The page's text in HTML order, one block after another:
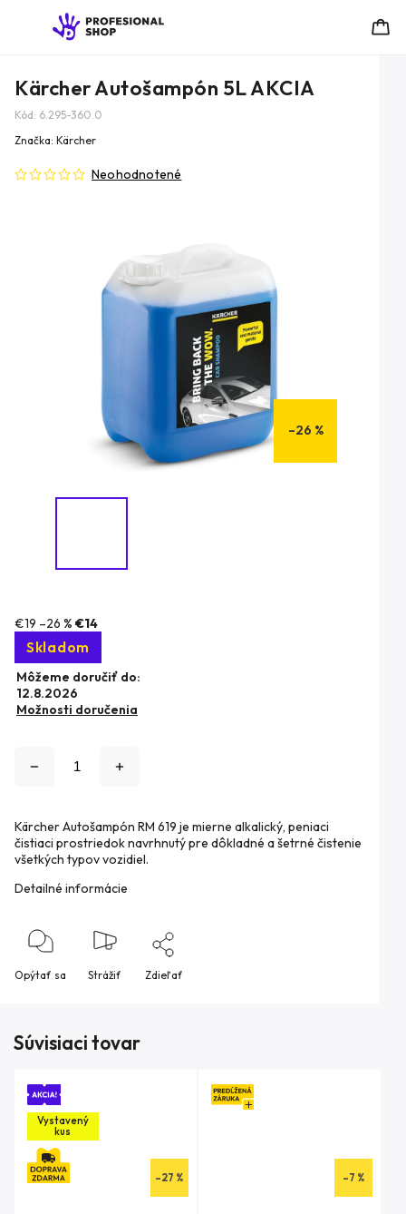
Kärcher Autošampón 5L AKCIA
Kód: 6.295-360.0
Neohodnotené
Značka: Kärcher
–26 %
€19 –26 % €14
Skladom
Môžeme doručiť do:
12.8.2026
Možnosti doručenia
Kärcher Autošampón RM 619 je mierne alkalický, peniaci
čistiaci prostriedok navrhnutý pre dôkladné a šetrné čistenie
všetkých typov vozidiel.
Detailné informácie
Opýtať sa Strážiť Zdieľať
Súvisiaci tovar
Vystavený
kus
–27 % –7 %